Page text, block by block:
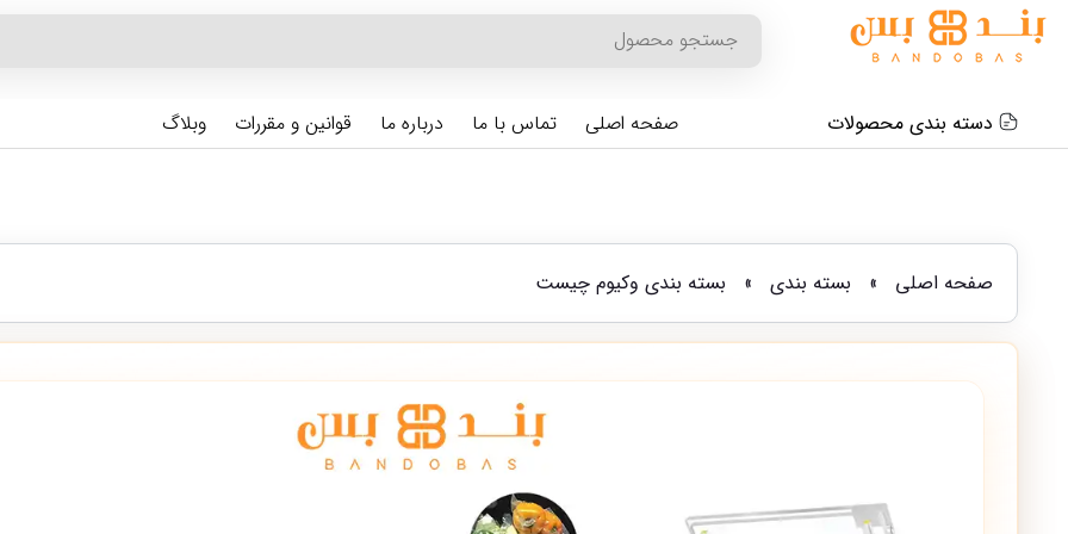
دسته بندی محصولات صفحه اصلی تماس با ما درباره ما قوانین و مقررات وبلاگ
صفحه اصلی » بسته بندی » بسته بندی وکیوم چیست